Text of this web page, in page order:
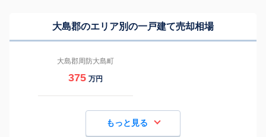
大島郡のエリア別の一戸建て売却相場
大島郡周防大島町
375 万円
もっと見る